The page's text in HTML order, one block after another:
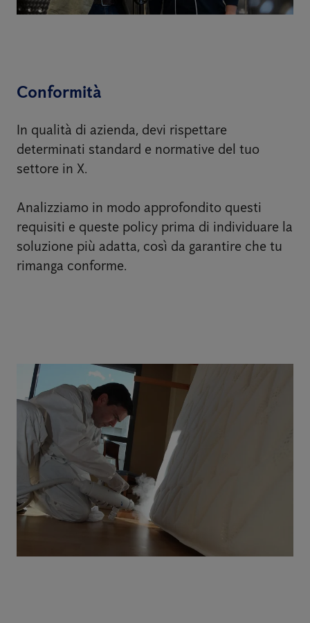
Conformità
In qualità di azienda, devi rispettare
determinati standard e normative del tuo
settore in X.
Analizziamo in modo approfondito questi
requisiti e queste policy prima di individuare la
soluzione più adatta, così da garantire che tu
rimanga conforme.